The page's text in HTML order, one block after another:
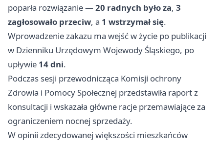
poparła rozwiązanie — 20 radnych było za, 3
zagłosowało przeciw, a 1 wstrzymał się.
Wprowadzenie zakazu ma wejść w życie po publikacji
w Dzienniku Urzędowym Wojewody Śląskiego, po
upływie 14 dni.
Podczas sesji przewodnicząca Komisji ochrony
Zdrowia i Pomocy Społecznej przedstawiła raport z
konsultacji i wskazała główne racje przemawiające za
ograniczeniem nocnej sprzedaży.
W opinii zdecydowanej większości mieszkańców